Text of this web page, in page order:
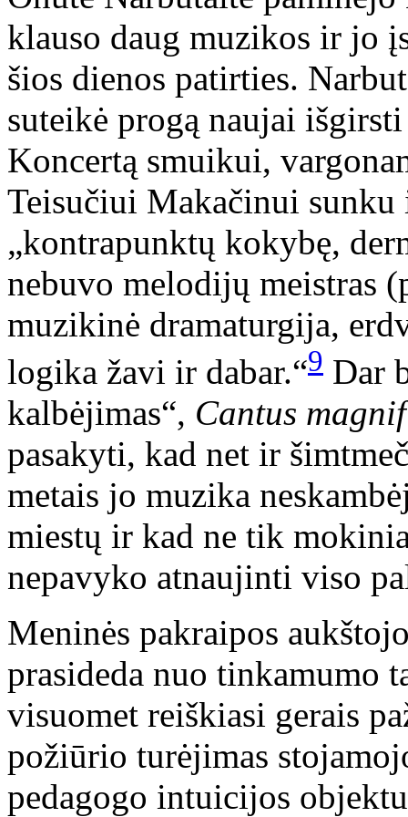
klauso daug muzikos ir jo
šios dienos patirties.
suteikė progą naujai
Koncertą smuikui,
Teisučiui Makačinui
„kontrapunktų kokybę,
nebuvo melodijų meistras
muzikinė dramaturgija,
logika žavi ir dabar.“9 Dar
kalbėjimas“, Cantus
pasakyti, kad net ir
metais jo muzika
miestų ir kad ne tik
nepavyko atnaujinti viso
Meninės pakraipos
prasideda nuo tinkamumo
visuomet reiškiasi gerais
požiūrio turėjimas
pedagogo intuicijos